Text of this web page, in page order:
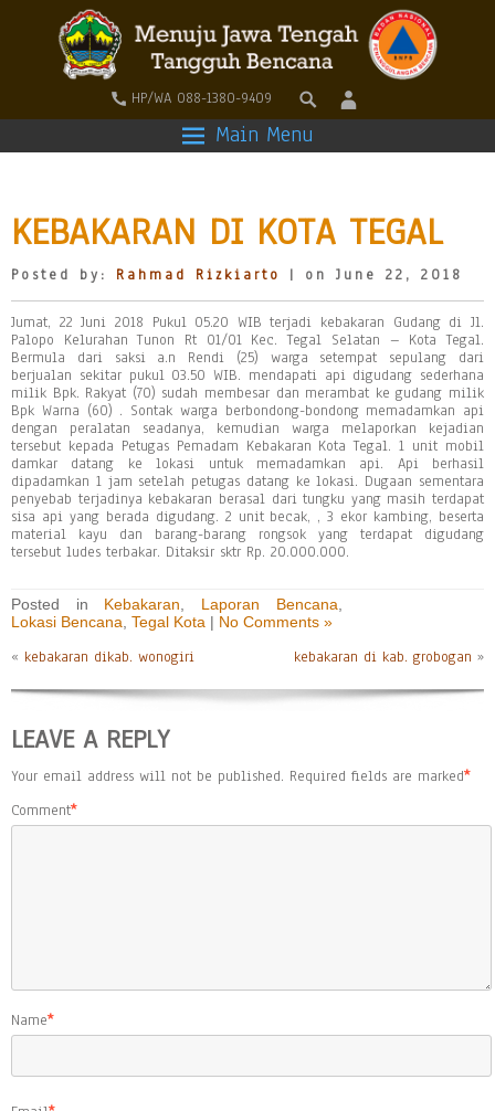
HP/WA 088-1380-9409
Main Menu
KEBAKARAN DI KOTA TEGAL
Posted by: Rahmad Rizkiarto | on June 22, 2018
Jumat, 22 Juni 2018 Pukul 05.20 WIB terjadi kebakaran Gudang di Jl.
Palopo Kelurahan Tunon Rt 01/01 Kec. Tegal Selatan – Kota Tegal.
Bermula dari saksi a.n Rendi (25) warga setempat sepulang dari
berjualan sekitar pukul 03.50 WIB. mendapati api digudang sederhana
milik Bpk. Rakyat (70) sudah membesar dan merambat ke gudang milik
Bpk Warna (60) . Sontak warga berbondong-bondong memadamkan api
dengan peralatan seadanya, kemudian warga melaporkan kejadian
tersebut kepada Petugas Pemadam Kebakaran Kota Tegal. 1 unit mobil
damkar datang ke lokasi untuk memadamkan api. Api berhasil
dipadamkan 1 jam setelah petugas datang ke lokasi. Dugaan sementara
penyebab terjadinya kebakaran berasal dari tungku yang masih terdapat
sisa api yang berada digudang. 2 unit becak, , 3 ekor kambing, beserta
material kayu dan barang-barang rongsok yang terdapat digudang
tersebut ludes terbakar. Ditaksir sktr Rp. 20.000.000.
Posted in Kebakaran Laporan Bencana
Lokasi Bencana Tegal Kota | No Comments »
« kebakaran dikab. wonogiri kebakaran di kab. grobogan »
LEAVE A REPLY
Your email address will not be published. Required fields are marked*
Comment*
Name*